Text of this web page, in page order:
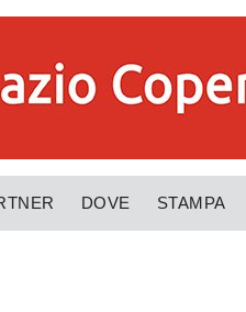
DOVE STAMPA